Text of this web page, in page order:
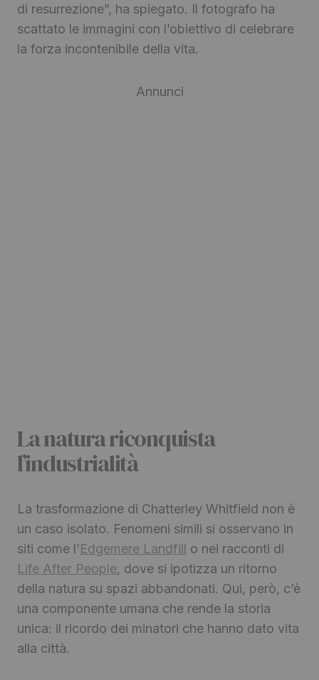
di resurrezione”, ha spiegato. Il fotografo ha
scattato le immagini con l’obiettivo di celebrare
la forza incontenibile della vita.
Annunci
La natura riconquista
l’industrialità
La trasformazione di Chatterley Whitfield non è
un caso isolato. Fenomeni simili si osservano in
siti come l’Edgemere Landfill o nei racconti di
Life After People, dove si ipotizza un ritorno
della natura su spazi abbandonati. Qui, però, c’è
una componente umana che rende la storia
unica: il ricordo dei minatori che hanno dato vita
alla città.